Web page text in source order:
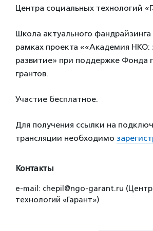
Центра социальных технологий
Школа актуального
рамках проекта ««Академия НКО:
развитие» при поддержке Фонда
грантов.
Участие бесплатное.
Для получения ссылки на
трансляции необходимо
Контакты
e-mail: chepil@ngo-garant.ru
технологий «Гарант»)